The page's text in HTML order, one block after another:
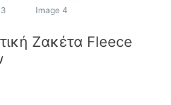
Ζακέτα Fleece